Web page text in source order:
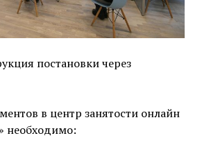
постановки через
в центр занятости онлайн
необходимо: